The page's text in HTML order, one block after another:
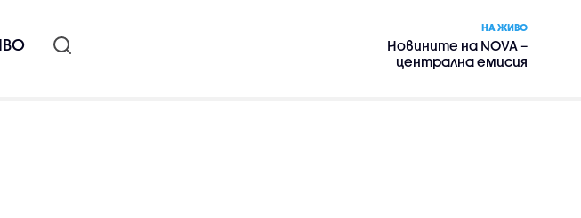
НА ЖИВО
Новините на NOVA –
централна емисия